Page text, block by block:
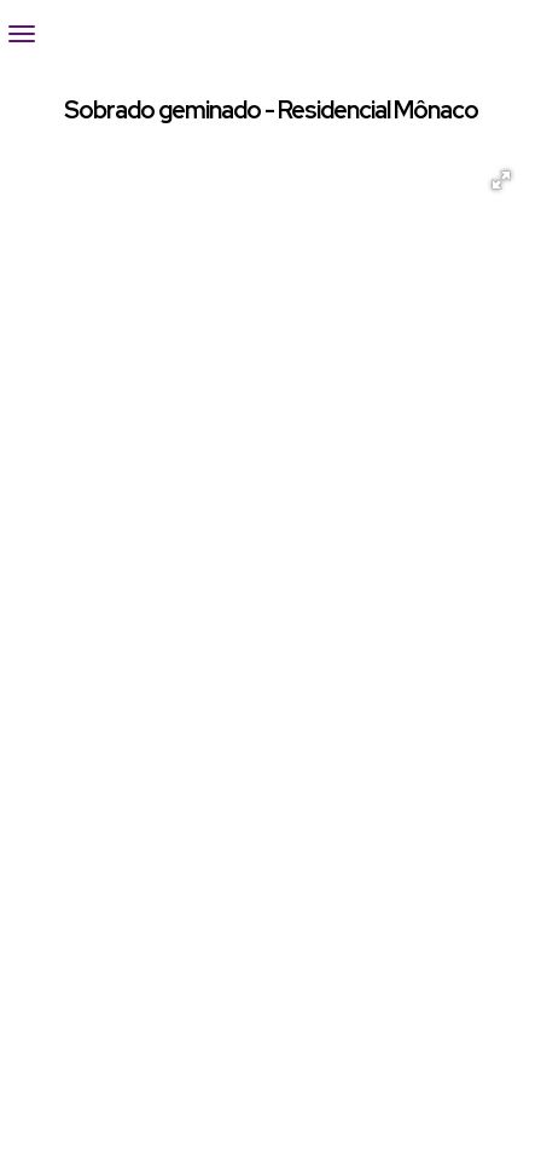
Sobrado geminado - Residencial Mônaco